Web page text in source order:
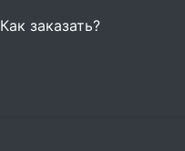
Как заказать?